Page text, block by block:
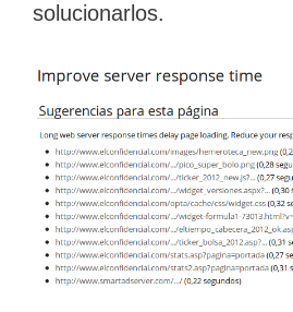
solucionarlos.